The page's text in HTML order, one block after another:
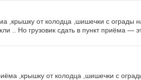
,крышку от колодца ,шишечки с ограды
.. Но грузовик сдать в пункт приёма —
,крышку от колодца ,шишечки с